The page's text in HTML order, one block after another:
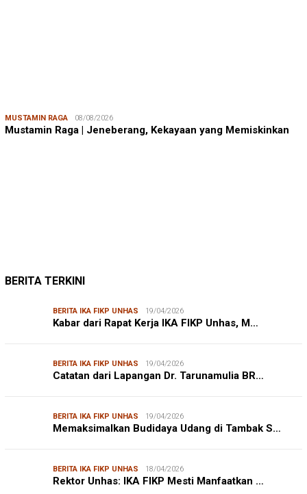
MUSTAMIN RAGA 08/08/2026
Mustamin Raga | Jeneberang, Kekayaan yang Memiskinkan
BERITA TERKINI
BERITA IKA FIKP UNHAS 19/04/2026
Kabar dari Rapat Kerja IKA FIKP Unhas, M…
BERITA IKA FIKP UNHAS 19/04/2026
Catatan dari Lapangan Dr. Tarunamulia BR…
BERITA IKA FIKP UNHAS 19/04/2026
Memaksimalkan Budidaya Udang di Tambak S…
BERITA IKA FIKP UNHAS 18/04/2026
Rektor Unhas: IKA FIKP Mesti Manfaatkan …